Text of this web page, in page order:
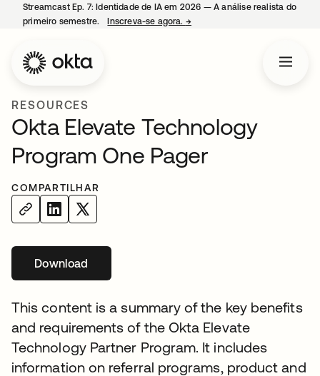
Streamcast Ep. 7: Identidade de IA em 2026 — A análise realista do
primeiro semestre.
Inscreva-se agora. →
RESOURCES
Okta Elevate Technology
Program One Pager
COMPARTILHAR
Downloadabre em uma nova guia
This content is a summary of the key benefits
and requirements of the Okta Elevate
Technology Partner Program. It includes
information on referral programs, product and